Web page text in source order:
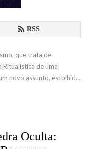
RSS
que trata de
Ritualística de uma
novo assunto, escolhido
Oculta: